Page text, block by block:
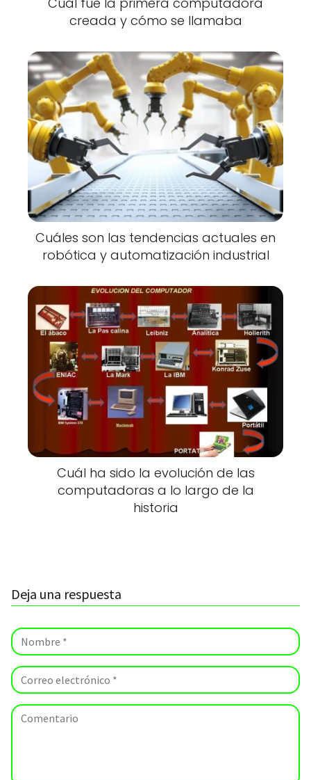
creada y cómo se llamaba
Cuáles son las tendencias actuales en
robótica y automatización industrial
Cuál ha sido la evolución de las
computadoras a lo largo de la
historia
Deja una respuesta